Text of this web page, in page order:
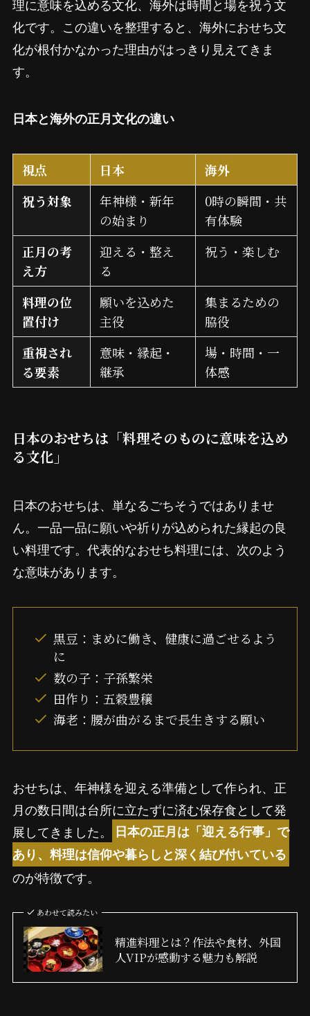
理に意味を込める文化、海外は時間と場を祝う文
化です。この違いを整理すると、海外におせち文
化が根付かなかった理由がはっきり見えてきま
す。
日本と海外の正月文化の違い
視点 日本
海外
祝う対象
年神様・新年
の始まり
0時の瞬間・共
有体験
正月の考
え方
迎える・整え
る
祝う・楽しむ
料理の位
置付け
願いを込めた
主役
集まるための
脇役
重視され
る要素
意味・縁起・
継承
場・時間・一
体感
日本のおせちは「料理そのものに意味を込め
る文化」
日本のおせちは、単なるごちそうではありませ
ん。一品一品に願いや祈りが込められた縁起の良
い料理です。代表的なおせち料理には、次のよう
な意味があります。
黒豆：まめに働き、健康に過ごせるよう
に
数の子：子孫繁栄
田作り：五穀豊穣
海老：腰が曲がるまで長生きする願い
おせちは、年神様を迎える準備として作られ、正
月の数日間は台所に立たずに済む保存食として発
展してきました。
日本の正月は「迎える行事」で
あり、料理は信仰や暮らしと深く結び付いている
のが特徴です。
あわせて読みたい
精進料理とは？作法や食材、外国
人VIPが感動する魅力も解説